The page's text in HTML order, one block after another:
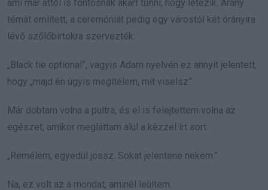
ami már attól is fontosnak akart tűnni, hogy létezik. Arany
témát említett, a ceremóniát pedig egy várostól két órányira
lévő szőlőbirtokra szervezték.
„Black tie optional”, vagyis Adam nyelvén ez annyit jelentett,
hogy „majd én úgyis megítélem, mit viselsz”.
Már dobtam volna a pultra, és el is felejtettem volna az
egészet, amikor megláttam alul a kézzel írt sort.
„Remélem, egyedül jössz. Sokat jelentene nekem.”
Na, ez volt az a mondat, aminél leültem.